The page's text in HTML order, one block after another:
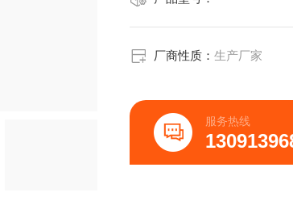
厂商性质：生产厂家
服务热线